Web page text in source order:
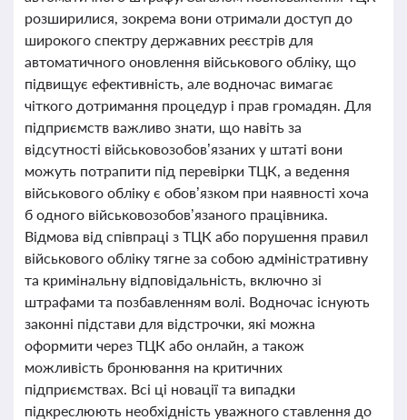
розширилися, зокрема вони отримали доступ до
широкого спектру державних реєстрів для
автоматичного оновлення військового обліку, що
підвищує ефективність, але водночас вимагає
чіткого дотримання процедур і прав громадян. Для
підприємств важливо знати, що навіть за
відсутності військовозобов’язаних у штаті вони
можуть потрапити під перевірки ТЦК, а ведення
військового обліку є обов’язком при наявності хоча
б одного військовозобов’язаного працівника.
Відмова від співпраці з ТЦК або порушення правил
військового обліку тягне за собою адміністративну
та кримінальну відповідальність, включно зі
штрафами та позбавленням волі. Водночас існують
законні підстави для відстрочки, які можна
оформити через ТЦК або онлайн, а також
можливість бронювання на критичних
підприємствах. Всі ці новації та випадки
підкреслюють необхідність уважного ставлення до